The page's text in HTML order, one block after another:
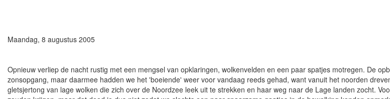
Maandag, 8 augustus 2005
Opnieuw verliep de nacht rustig met een mengsel van opklaringen, wolkenvelden en een paar spatjes motregen. De
zonsopgang, maar daarmee hadden we het 'boeiende' weer voor vandaag reeds gehad, want vanuit het noorden
gletsjertong van lage wolken die zich over de Noordzee leek uit te strekken en haar weg naar de Lage landen zocht.